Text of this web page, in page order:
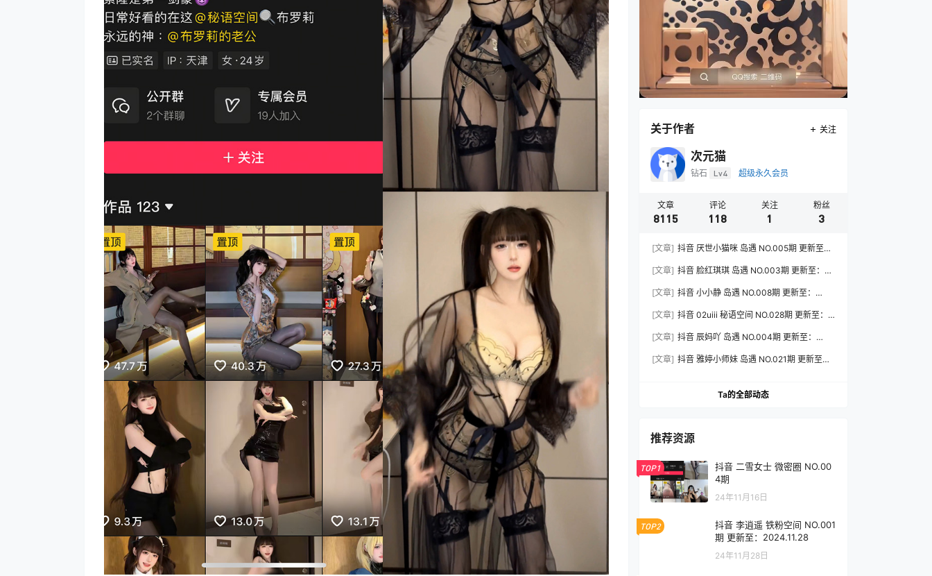
关于作者 关注
次元猫
钻石 Lv4 超级永久会员
文章
8115
评论
118
关注
1
粉丝
3
[文章] 抖音 厌世小猫咪 岛遇 NO.005期 更新至：
[文章] 抖音 脸红琪琪 岛遇 NO.003期 更新至：
[文章] 抖音 小小静 岛遇 NO.008期 更新至：
[文章] 抖音 02uiii 秘语空间 NO.028期 更新至：
[文章] 抖音 辰妈吖 岛遇 NO.004期 更新至：
[文章] 抖音 雅婷小师妹 岛遇 NO.021期 更新至：
Ta的全部动态
推荐资源
TOP1
抖音 二雪女士 微密圈 NO.00
4期
24年11月16日
TOP2
抖音 李逍遥 铁粉空间 NO.001
期 更新至：2024.11.28
24年11月28日